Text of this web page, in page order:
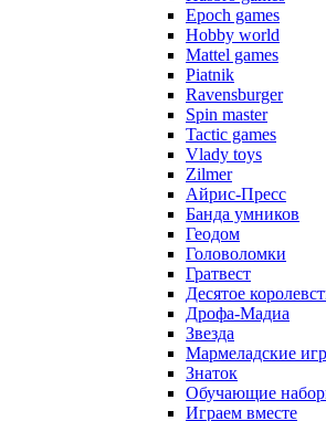
Epoch games
Hobby world
Mattel games
Piatnik
Ravensburger
Spin master
Tactic games
Vlady toys
Zilmer
Айрис-Пресс
Банда умников
Геодом
Головоломки
Гратвест
Десятое
Дрофа-Мадиа
Звезда
Мармеладские
Знаток
Обучающие
Играем вместе